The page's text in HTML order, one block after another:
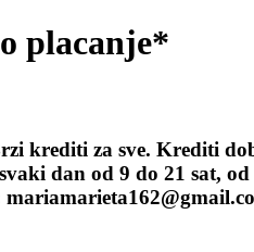
placanje*
krediti za sve. Krediti
dan od 9 do 21 sat,